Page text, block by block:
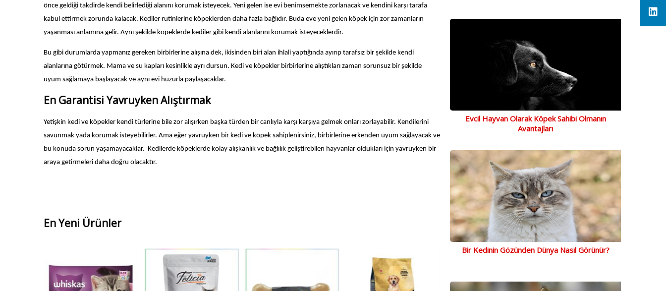
önce geldiği takdirde kendi belirlediği alanını korumak isteyecek. Yeni gelen ise evi benimsemekte zorlanacak ve kendini karşı tarafa
kabul ettirmek zorunda kalacak. Kediler rutinlerine köpeklerden daha fazla bağlıdır. Buda eve yeni gelen köpek için zor zamanların
yaşanması anlamına gelir. Aynı şekilde köpeklerde kediler gibi kendi alanlarını korumak isteyeceklerdir.
Bu gibi durumlarda yapmanız gereken birbirlerine alışına dek, ikisinden biri alan ihlali yaptığında ayırıp tarafsız bir şekilde kendi
alanlarına götürmek. Mama ve su kapları kesinlikle ayrı dursun. Kedi ve köpekler birbirlerine alıştıkları zaman sorunsuz bir şekilde
uyum sağlamaya başlayacak ve aynı evi huzurla paylaşacaklar.
En Garantisi Yavruyken Alıştırmak
Yetişkin kedi ve köpekler kendi türlerine bile zor alışırken başka türden bir canlıyla karşı karşıya gelmek onları zorlayabilir. Kendilerini
savunmak yada korumak isteyebilirler. Ama eğer yavruyken bir kedi ve köpek sahiplenirsiniz, birbirlerine erkenden uyum sağlayacak ve
bu konuda sorun yaşamayacaklar. Kedilerde köpeklerde kolay alışkanlık ve bağlılık geliştirebilen hayvanlar oldukları için yavruyken bir
araya getirmeleri daha doğru olacaktır.
En Yeni Ürünler
Evcil Hayvan Olarak Köpek Sahibi Olmanın
Avantajları
Bir Kedinin Gözünden Dünya Nasıl Görünür?